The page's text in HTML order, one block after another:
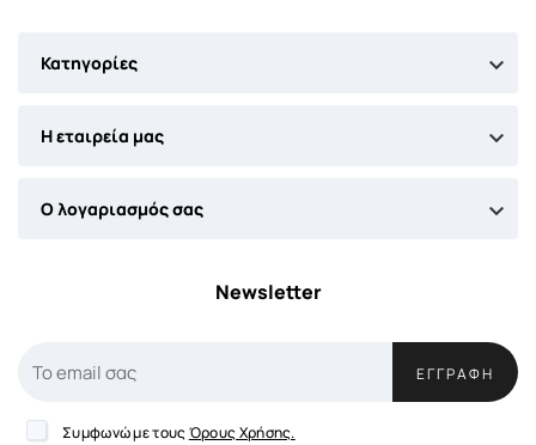
Κατηγορίες 
Η εταιρεία μας 
Ο λογαριασμός σας 
Newsletter
ΕΓΓΡΑΦΉ
Συμφωνώ με τους Όρους Χρήσης.